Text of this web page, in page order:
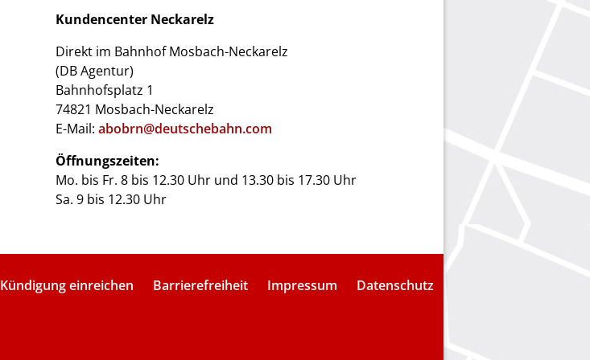
Kundencenter Neckarelz
Direkt im Bahnhof Mosbach-Neckarelz
(DB Agentur)
Bahnhofsplatz 1
74821 Mosbach-Neckarelz
E-Mail: abobrn@deutschebahn.com
Öffnungszeiten:
Mo. bis Fr. 8 bis 12.30 Uhr und 13.30 bis 17.30 Uhr
Sa. 9 bis 12.30 Uhr
Kündigung einreichen Barrierefreiheit Impressum Datenschutz